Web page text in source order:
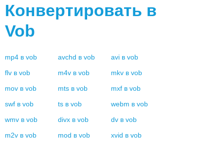
Конвертировать в
Vob
mp4 в vob avchd в vob avi в vob
flv в vob m4v в vob mkv в vob
mov в vob mts в vob mxf в vob
swf в vob ts в vob webm в vob
wmv в vob divx в vob dv в vob
m2v в vob mod в vob xvid в vob